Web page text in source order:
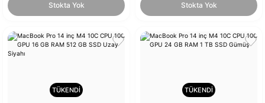
Stokta Yok Stokta Yok
TÜKENDİ TÜKENDİ